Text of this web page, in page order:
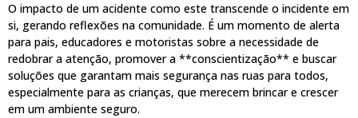
O impacto de um acidente como este transcende o incidente em
si, gerando reflexões na comunidade. É um momento de alerta
para pais, educadores e motoristas sobre a necessidade de
redobrar a atenção, promover a **conscientização** e buscar
soluções que garantam mais segurança nas ruas para todos,
especialmente para as crianças, que merecem brincar e crescer
em um ambiente seguro.